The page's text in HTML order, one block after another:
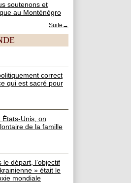
soutenons et
au Monténégro
Suite→
correct
qui est sacré pour
États-Unis, on
de la famille
départ, l’objectif
» était le
mondiale